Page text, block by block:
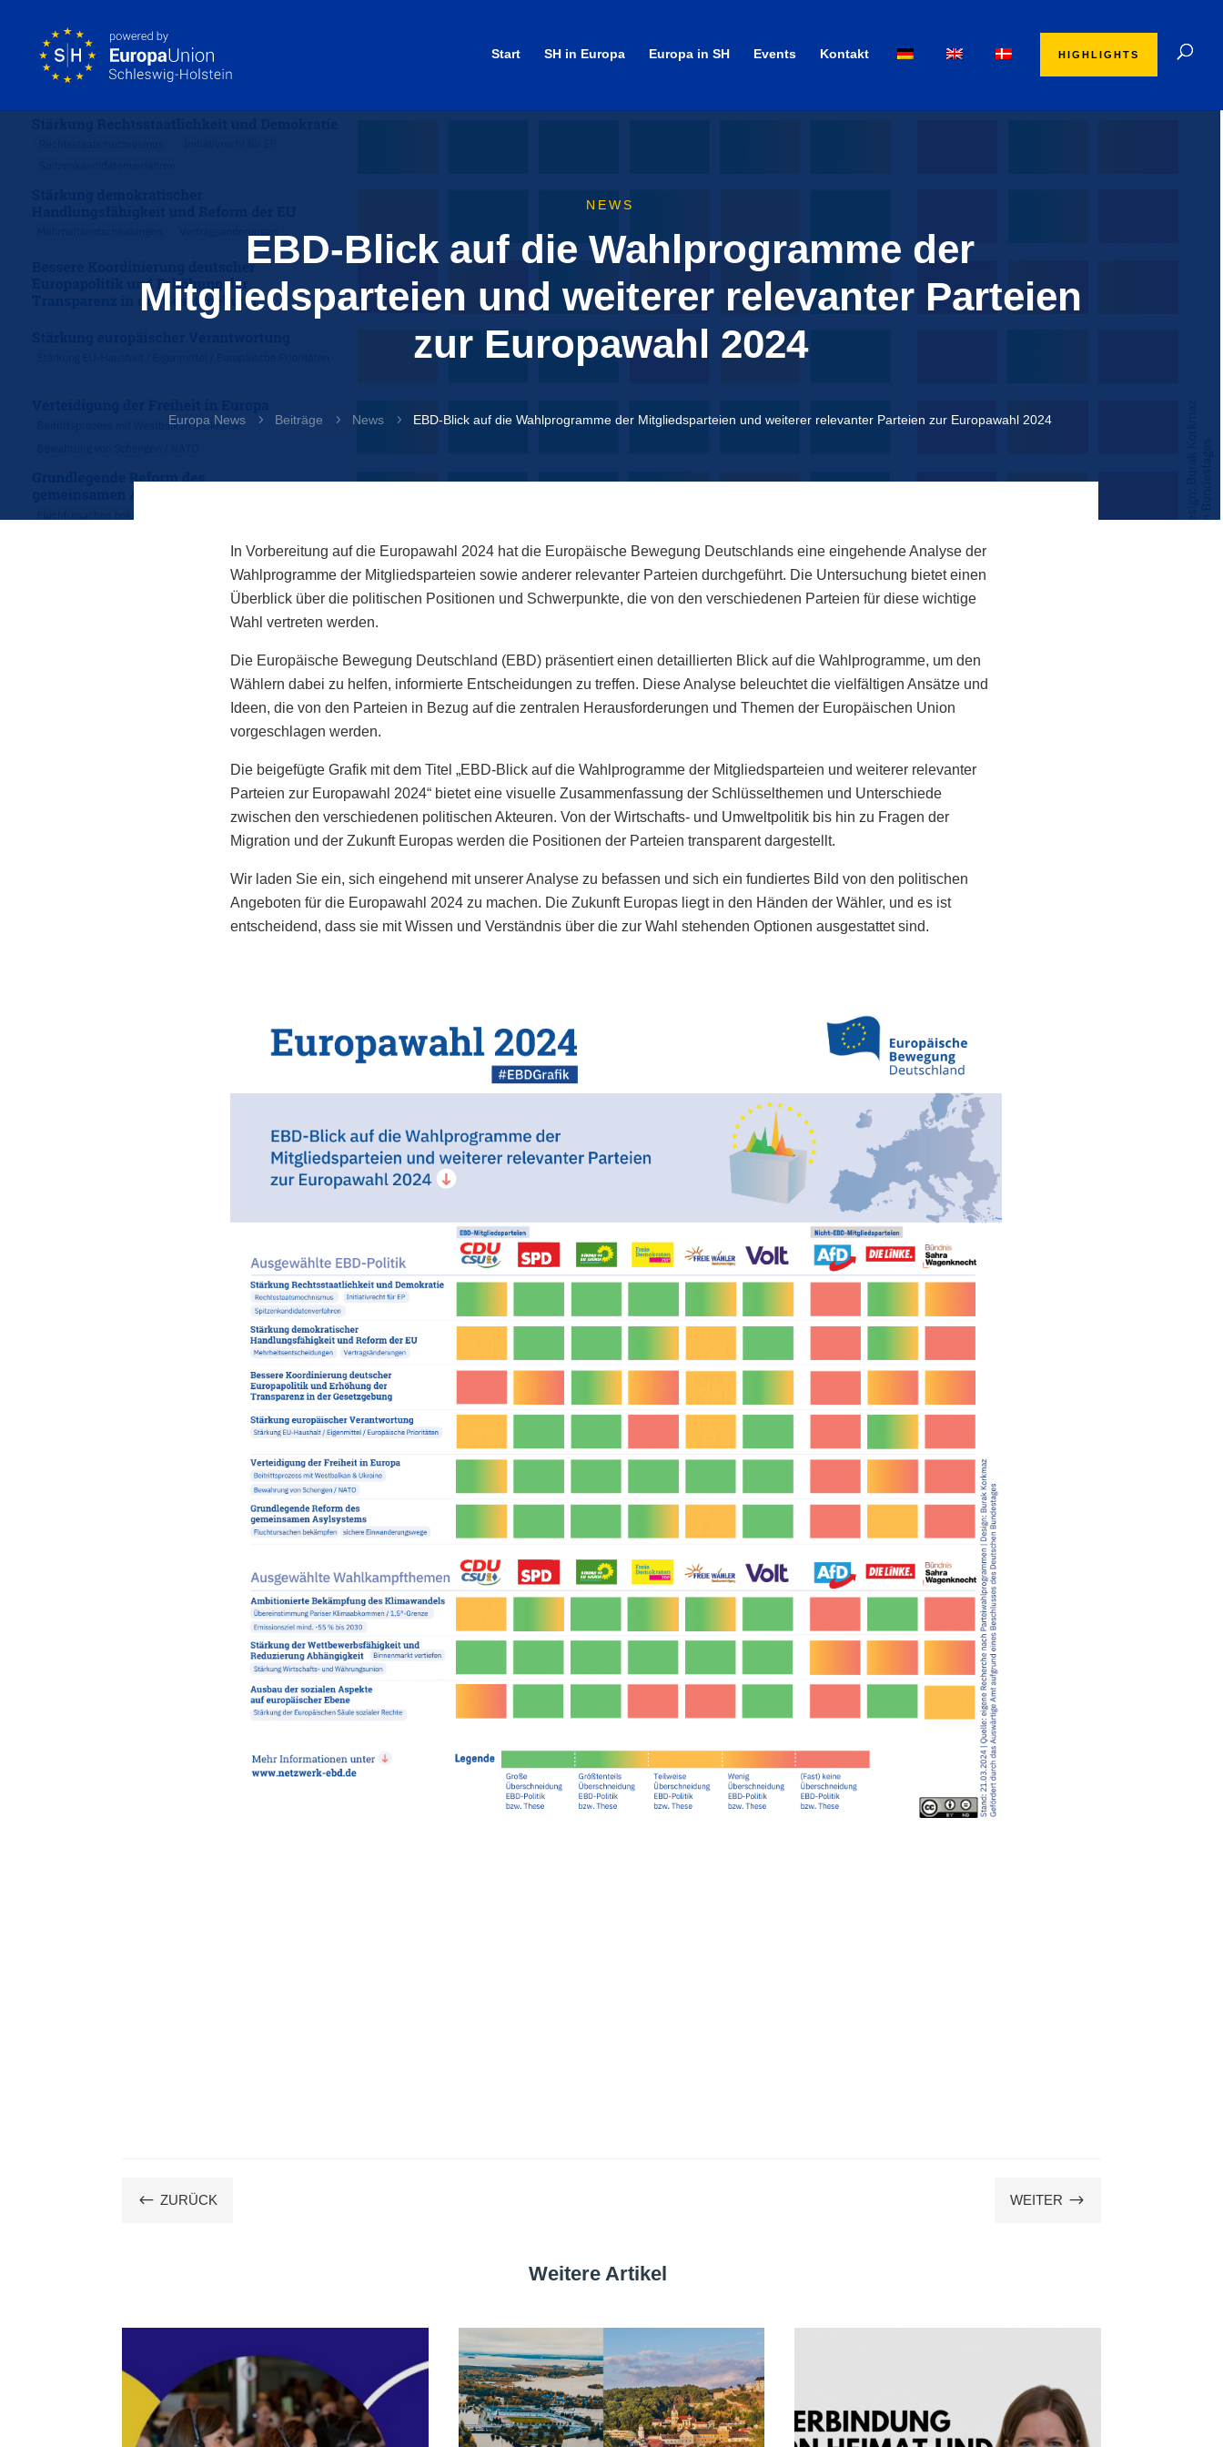
Start SH in Europa Europa in SH Events Kontakt HIGHLIGHTS
NEWS
EBD-Blick auf die Wahlprogramme der
Mitgliedsparteien und weiterer relevanter Parteien
zur Europawahl 2024
Europa News 5 Beiträge 5 News 5 EBD-Blick auf die Wahlprogramme der Mitgliedsparteien und weiterer relevanter Parteien zur Europawahl 2024
In Vorbereitung auf die Europawahl 2024 hat die Europäische Bewegung Deutschlands eine eingehende Analyse der
Wahlprogramme der Mitgliedsparteien sowie anderer relevanter Parteien durchgeführt. Die Untersuchung bietet einen
Überblick über die politischen Positionen und Schwerpunkte, die von den verschiedenen Parteien für diese wichtige
Wahl vertreten werden.
Die Europäische Bewegung Deutschland (EBD) präsentiert einen detaillierten Blick auf die Wahlprogramme, um den
Wählern dabei zu helfen, informierte Entscheidungen zu treffen. Diese Analyse beleuchtet die vielfältigen Ansätze und
Ideen, die von den Parteien in Bezug auf die zentralen Herausforderungen und Themen der Europäischen Union
vorgeschlagen werden.
Die beigefügte Grafik mit dem Titel „EBD-Blick auf die Wahlprogramme der Mitgliedsparteien und weiterer relevanter
Parteien zur Europawahl 2024“ bietet eine visuelle Zusammenfassung der Schlüsselthemen und Unterschiede
zwischen den verschiedenen politischen Akteuren. Von der Wirtschafts- und Umweltpolitik bis hin zu Fragen der
Migration und der Zukunft Europas werden die Positionen der Parteien transparent dargestellt.
Wir laden Sie ein, sich eingehend mit unserer Analyse zu befassen und sich ein fundiertes Bild von den politischen
Angeboten für die Europawahl 2024 zu machen. Die Zukunft Europas liegt in den Händen der Wähler, und es ist
entscheidend, dass sie mit Wissen und Verständnis über die zur Wahl stehenden Optionen ausgestattet sind.
# ZURÜCK WEITER $
Weitere Artikel